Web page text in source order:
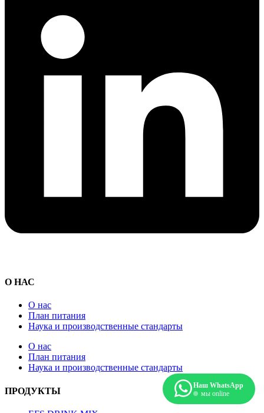
О НАС
О нас
План питания
Наука и производственные стандарты
О нас
План питания
Наука и производственные стандарты
ПРОДУКТЫ
Наш WhatsApp
мы online